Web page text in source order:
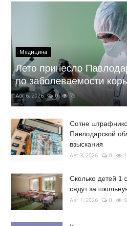
Медицина
Лето принесло
по заболеваемости
Авг 6, 2026 0 79
Сотне
Павлодарской
взыскания
Авг 3, 2026 0
Сколько детей 1
сядут за
Авг 1, 2026 0